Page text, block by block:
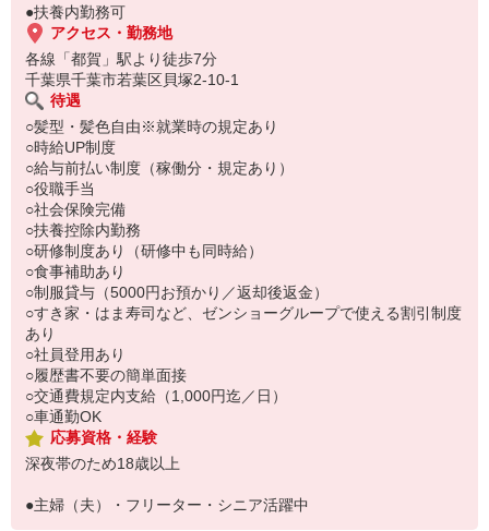
マニュアルも用意していますので飲食店が初めての方でも大丈夫！
もちろん先輩クルーがしっかり教えてくれるので安心してくださ
い。
●扶養内勤務可
アクセス・勤務地
各線「都賀」駅より徒歩7分
千葉県千葉市若葉区貝塚2-10-1
待遇
○髪型・髪色自由※就業時の規定あり
○時給UP制度
○給与前払い制度（稼働分・規定あり）
○役職手当
○社会保険完備
○扶養控除内勤務
○研修制度あり（研修中も同時給）
○食事補助あり
○制服貸与（5000円お預かり／返却後返金）
○すき家・はま寿司など、ゼンショーグループで使える割引制度
あり
○社員登用あり
○履歴書不要の簡単面接
○交通費規定内支給（1,000円迄／日）
○車通勤OK
応募資格・経験
深夜帯のため18歳以上
●主婦（夫）・フリーター・シニア活躍中